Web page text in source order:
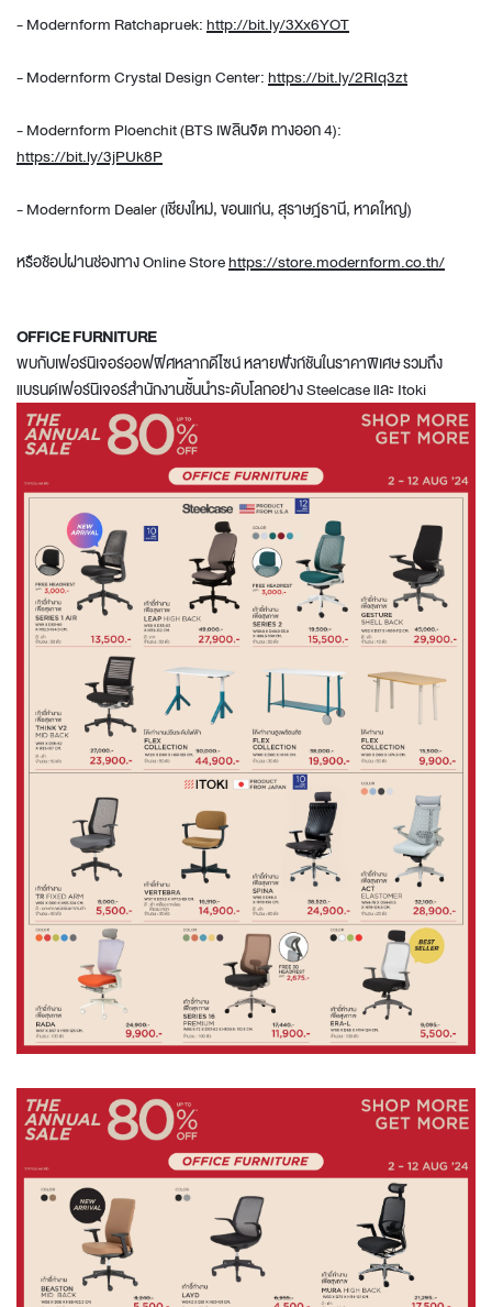
- Modernform Ratchapruek:http://bit.ly/3Xx6YOT
- Modernform Crystal Design Center:https://bit.ly/2RIq3zt
- Modernform Ploenchit (BTS เพลินจิต ทางออก 4):
https://bit.ly/3jPUk8P
- Modernform Dealer (เชียงใหม่, ขอนแก่น, สุราษฎ์ธานี, หาดใหญ่)
หรือช้อปผ่านช่องทาง Online Storehttps://store.modernform.co.th/
OFFICE FURNITURE
พบกับเฟอร์นิเจอร์ออฟฟิศหลากดีไซน์ หลายฟังก์ชันในราคาพิเศษ รวมถึง
แบรนด์เฟอร์นิเจอร์สำนักงานชั้นนำระดับโลกอย่าง Steelcase และ Itoki